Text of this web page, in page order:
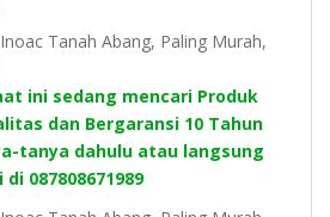
ini sedang mencari Produk
dan Bergaransi 10 Tahun
tanya dahulu atau langsung
087808671989